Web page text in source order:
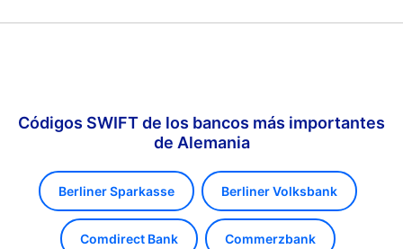
Códigos SWIFT de los bancos más importantes
de Alemania
Berliner Sparkasse Berliner Volksbank
Comdirect Bank Commerzbank